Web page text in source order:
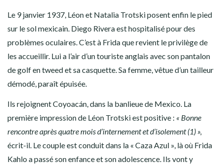
Le 9 janvier 1937, Léon et Natalia Trotski posent enfin le pied
sur le sol mexicain. Diego Rivera est hospitalisé pour des
problèmes oculaires. C’est à Frida que revient le privilège de
les accueillir. Lui a l’air d’un touriste anglais avec son pantalon
de golf en tweed et sa casquette. Sa femme, vêtue d’un tailleur
démodé, paraît épuisée.
Ils rejoignent Coyoacán, dans la banlieue de Mexico. La
première impression de Léon Trotski est positive : « Bonne
rencontre après quatre mois d’internement et d’isolement (1) »,
écrit-il. Le couple est conduit dans la « Caza Azul », là où Frida
Kahlo a passé son enfance et son adolescence. Ils vont y